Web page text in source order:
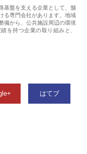
基盤を支える企業として、舗
る専門会社があります。地域
備から、公共施設周辺の環境
を持つ企業の取り組みと、
はてブ